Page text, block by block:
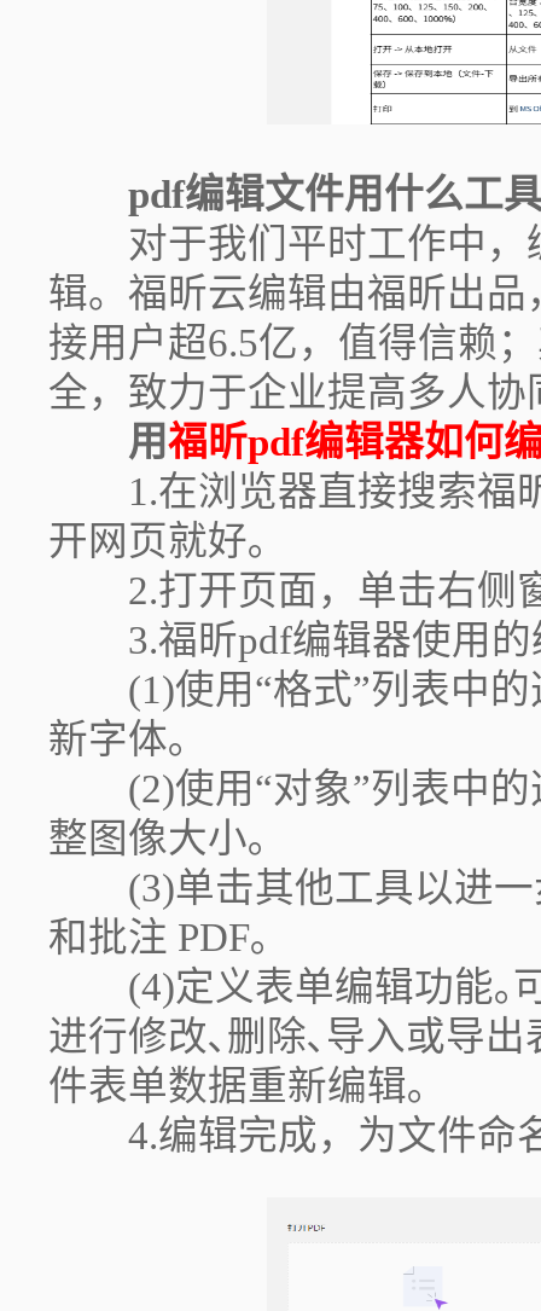
pdf编辑文件用什么工
对于我们平时工作中，
辑。福昕云编辑由福昕出
接用户超6.5亿，值得信赖
全，致力于企业提高多人协
用福昕pdf编辑器如何
1.在浏览器直接搜索福
开网页就好｡
2.打开页面，单击右侧窗
3.福昕pdf编辑器使用的
(1)使用“格式”列表中的
新字体｡
(2)使用“对象”列表中的
整图像大小｡
(3)单击其他工具以进一
和批注 PDF｡
(4)定义表单编辑功能｡可
进行修改､删除､导入或导
件表单数据重新编辑｡
4.编辑完成，为文件命